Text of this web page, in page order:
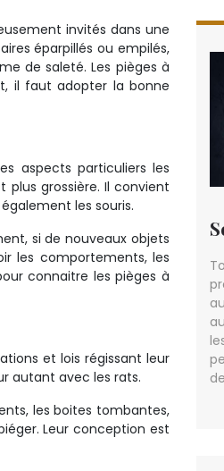
invités dans une
éparpillés ou empilés,
de saleté. Les pièges à
il faut adopter la bonne
aspects particuliers les
plus grossière. Il convient
les souris.
si de nouveaux objets
les comportements, les
connaitre les pièges à
et lois régissant leur
autant avec les rats.
les boites tombantes,
Leur conception est